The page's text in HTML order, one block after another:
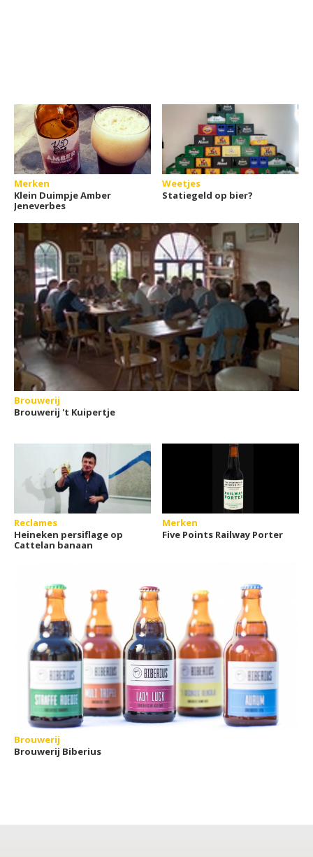
Merken
Klein Duimpje Amber
Jeneverbes
Weetjes
Statiegeld op bier?
Brouwerij
Brouwerij 't Kuipertje
Reclames
Heineken persiflage op
Cattelan banaan
Merken
Five Points Railway Porter
Brouwerij
Brouwerij Biberius